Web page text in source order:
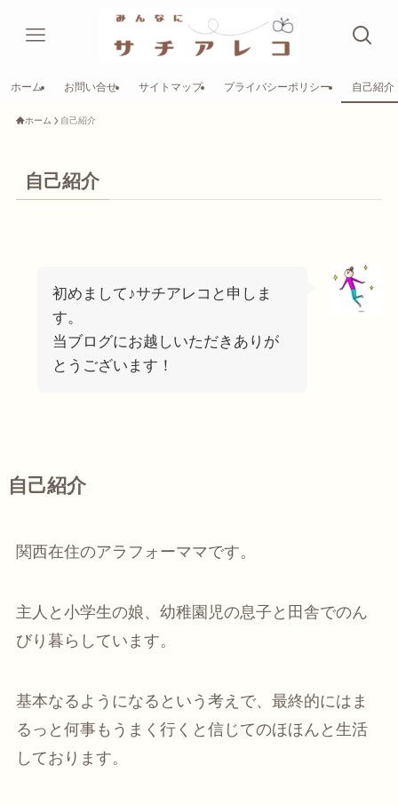
ホーム お問い合せ サイトマップ プライバシーポリシー 自己紹介
ホーム 自己紹介
自己紹介
初めまして♪サチアレコと申しま
す。
当ブログにお越しいただきありが
とうございます！
自己紹介
関西在住のアラフォーママです。
主人と小学生の娘、幼稚園児の息子と田舎でのん
びり暮らしています。
基本なるようになるという考えで、最終的にはま
るっと何事もうまく行くと信じてのほほんと生活
しております。